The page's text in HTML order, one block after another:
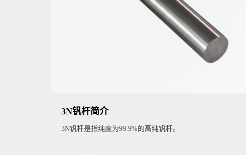
3N钒杆简介
3N钒杆是指纯度为99.9%的高纯钒杆。